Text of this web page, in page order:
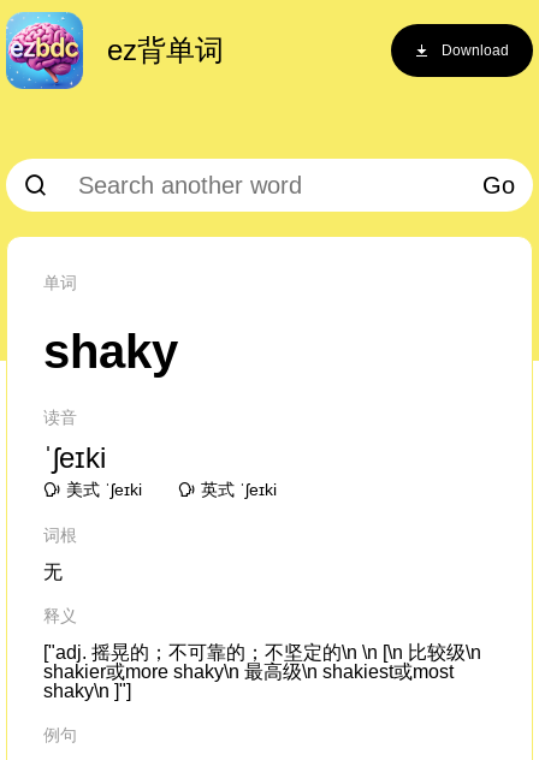
ez背单词 Download
Go
单词
shaky
读音
ˈʃeɪki
美式 ˈʃeɪki 英式 ˈʃeɪki
词根
无
释义
["adj. 摇晃的；不可靠的；不坚定的\n \n [\n 比较级\n
shakier或more shaky\n 最高级\n shakiest或most
shaky\n ]"]
例句